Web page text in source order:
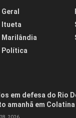
Geral
Itueta
Marilândia
Política
em defesa do Rio
amanhã em Colatina